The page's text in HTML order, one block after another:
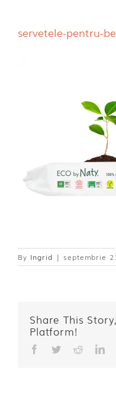
Dischete alaptare
servetele-pentru-
By Ingrid | septembrie
Share This
Platform!
Facebook
TwitterReddit